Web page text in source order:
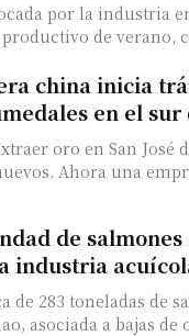
por la industria
de verano,
china inicia
en el sur
oro en San José
Ahora una
de
industria
de 283 toneladas de
asociada a bajas